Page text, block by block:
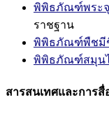
พิพิธภัณฑ์พระ
ราชฐาน
พิพิธภัณฑ์พืชมี
พิพิธภัณฑ์สมุน
สารสนเทศและการสื่